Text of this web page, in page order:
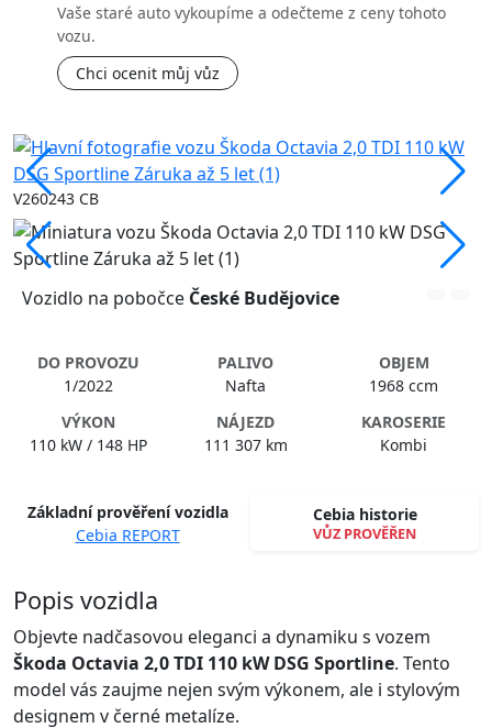
Vaše staré auto vykoupíme a odečteme z ceny tohoto
vozu.
Chci ocenit můj vůz
V260243 CB
Vozidlo na pobočce České Budějovice
DO PROVOZU
1/2022
PALIVO
Nafta
OBJEM
1968 ccm
VÝKON
110 kW / 148 HP
NÁJEZD
111 307 km
KAROSERIE
Kombi
Základní prověření vozidla
Cebia REPORT
Cebia historie
VŮZ PROVĚŘEN
Spustit video
Popis vozidla
Objevte nadčasovou eleganci a dynamiku s vozem
Škoda Octavia 2,0 TDI 110 kW DSG Sportline. Tento
model vás zaujme nejen svým výkonem, ale i stylovým
designem v černé metalíze.